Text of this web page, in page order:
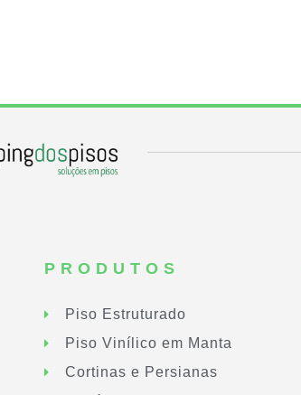
PRODUTOS
Piso Estruturado
Piso Vinílico em Manta
Cortinas e Persianas